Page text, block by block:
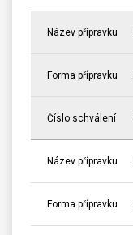
Název přípravku
Forma přípravku
Číslo schválení
Název přípravku
Forma přípravku